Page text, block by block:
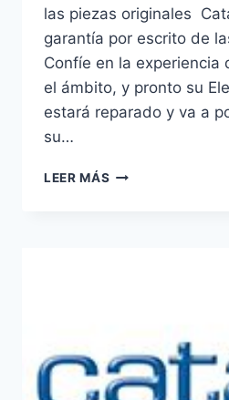
las piezas originales
garantía por escrito de
Confíe en la experiencia
el ámbito, y pronto su
estará reparado y va a
su…
LEER MÁS SERVICIO